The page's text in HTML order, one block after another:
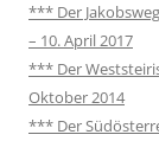
*** Der
– 10. April 2017
*** Der
Oktober 2014
*** Der